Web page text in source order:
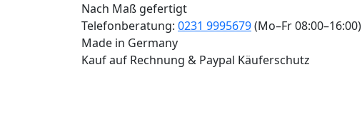
Nach Maß gefertigt
Telefonberatung: 0231 9995679(Mo–Fr 08:00–16:00)
Made in Germany
Kauf auf Rechnung & Paypal Käuferschutz